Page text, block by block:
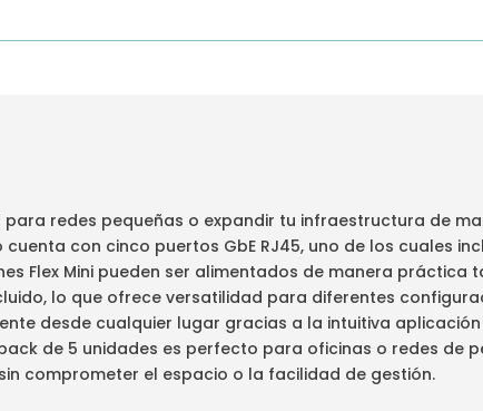
redes pequeñas o expandir tu infraestructura de
con cinco puertos GbE RJ45, uno de los cuales
Flex Mini pueden ser alimentados de manera práctica
lo que ofrece versatilidad para diferentes
desde cualquier lugar gracias a la intuitiva aplicación
de 5 unidades es perfecto para oficinas o redes de
comprometer el espacio o la facilidad de gestión.